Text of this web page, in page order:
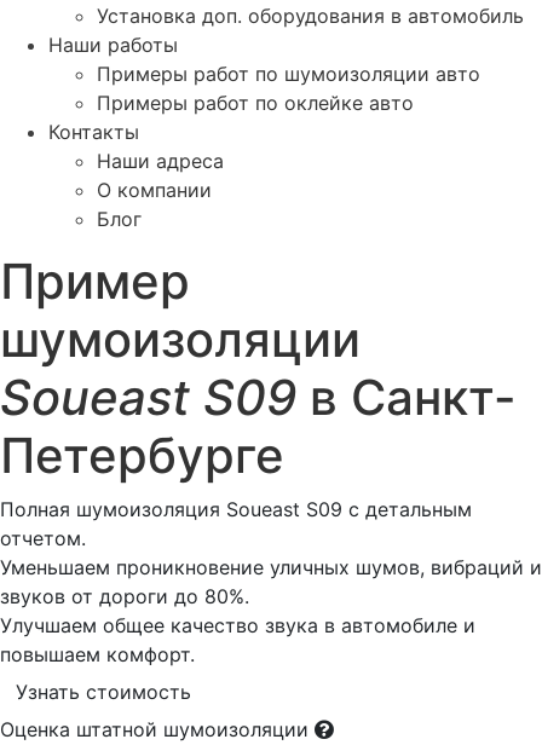
Установка доп. оборудования в автомобиль
Наши работы
Примеры работ по шумоизоляции авто
Примеры работ по оклейке авто
Контакты
Наши адреса
О компании
Блог
Пример
шумоизоляции
Soueast S09 в Санкт-
Петербурге
Полная шумоизоляция Soueast S09 с детальным
отчетом.
Уменьшаем проникновение уличных шумов, вибраций и
звуков от дороги до 80%.
Улучшаем общее качество звука в автомобиле и
повышаем комфорт.
Узнать стоимость
Оценка штатной шумоизоляции